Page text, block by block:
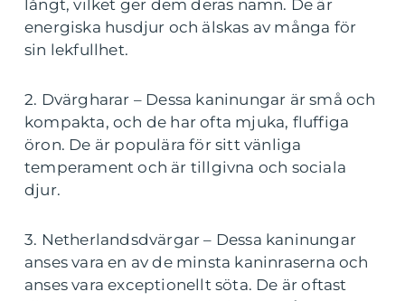
långt, vilket ger dem deras namn. De är
energiska husdjur och älskas av många för
sin lekfullhet.
2. Dvärgharar – Dessa kaninungar är små och
kompakta, och de har ofta mjuka, fluffiga
öron. De är populära för sitt vänliga
temperament och är tillgivna och sociala
djur.
3. Netherlandsdvärgar – Dessa kaninungar
anses vara en av de minsta kaninraserna och
anses vara exceptionellt söta. De är oftast